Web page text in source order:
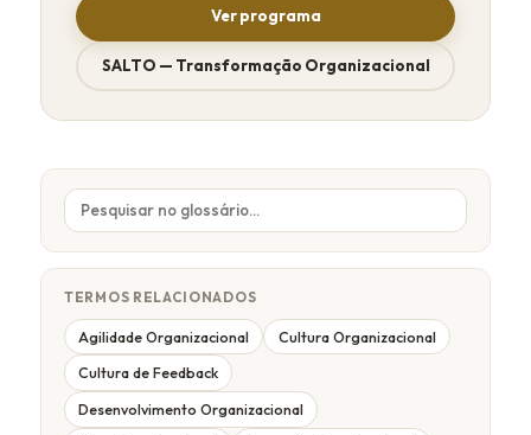
Ver programa
SALTO — Transformação Organizacional
TERMOS RELACIONADOS
Agilidade Organizacional Cultura Organizacional
Cultura de Feedback
Desenvolvimento Organizacional